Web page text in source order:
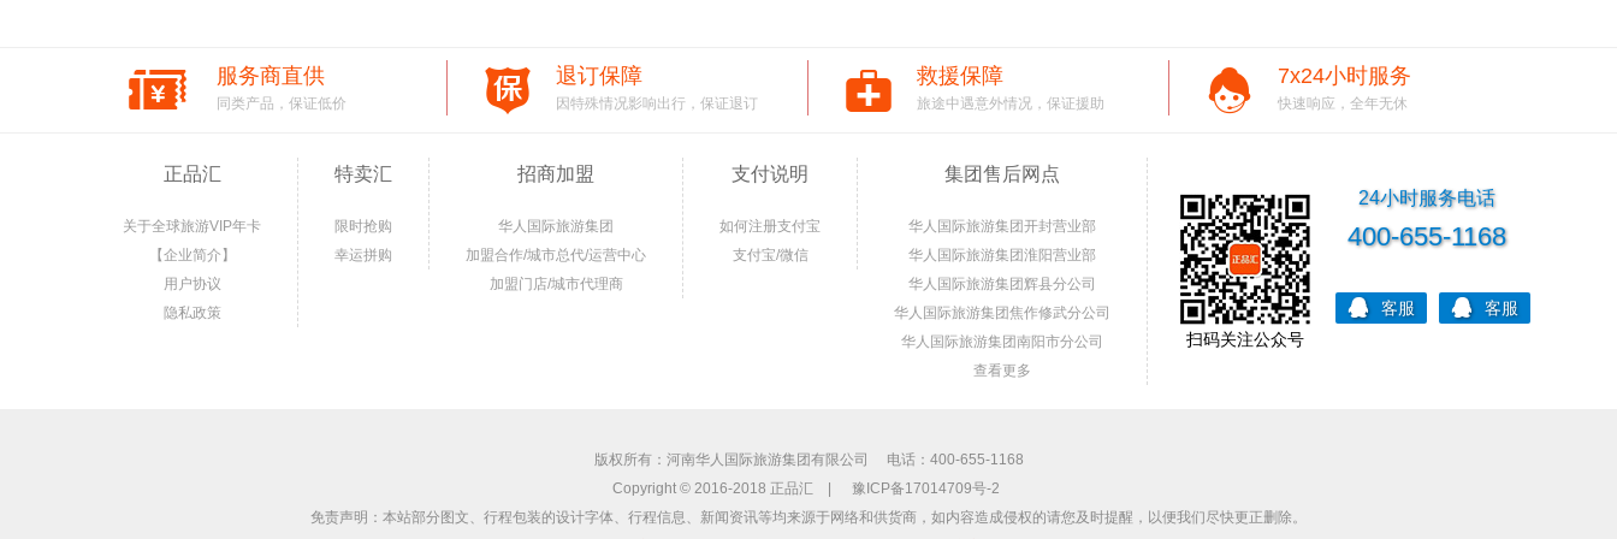
服务商直供
同类产品，保证低价
退订保障
因特殊情况影响出行，保证退订
救援保障
旅途中遇意外情况，保证援助
7x24小时服务
快速响应，全年无休
正品汇
关于全球旅游VIP年卡
【企业简介】
用户协议
隐私政策
特卖汇
限时抢购
幸运拼购
招商加盟
华人国际旅游集团
加盟合作/城市总代/运营中心
加盟门店/城市代理商
支付说明
如何注册支付宝
支付宝/微信
集团售后网点
华人国际旅游集团开封营业部
华人国际旅游集团淮阳营业部
华人国际旅游集团辉县分公司
华人国际旅游集团焦作修武分公司
华人国际旅游集团南阳市分公司
查看更多
扫码关注公众号
24小时服务电话
400-655-1168
客服 客服
版权所有：河南华人国际旅游集团有限公司 电话：400-655-1168
Copyright © 2016-2018 正品汇 |
豫ICP备17014709号-2
免责声明：本站部分图文、行程包装的设计字体、行程信息、新闻资讯等均来源于网络和供货商，如内容造成侵权的请您及时提醒，以便我们尽快更正删除。